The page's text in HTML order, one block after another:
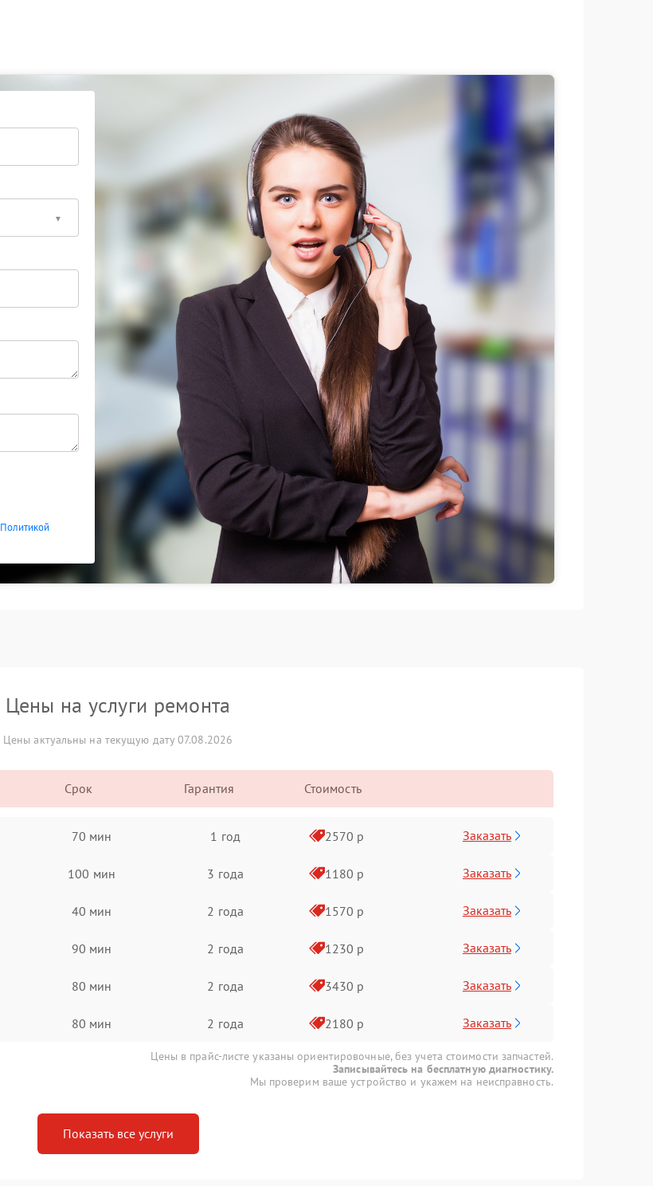
Политикой
Цены на услуги ремонта
Цены актуальны на текущую дату 07.08.2026
Срок Гарантия Стоимость
70 мин 1 год 2570 р Заказать
100 мин 3 года 1180 р Заказать
40 мин 2 года 1570 р Заказать
90 мин 2 года 1230 р Заказать
80 мин 2 года 3430 р Заказать
80 мин 2 года 2180 р Заказать
Цены в прайс-листе указаны ориентировочные, без учета стоимости запчастей.
Записывайтесь на бесплатную диагностику.
Мы проверим ваше устройство и укажем на неисправность.
Показать все услуги